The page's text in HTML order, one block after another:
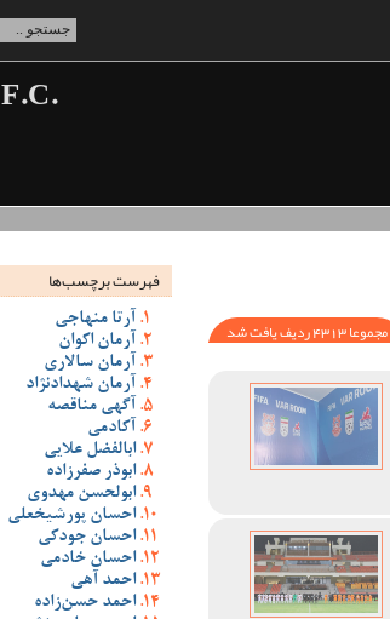
F.C.
مجموعا 4313 ردیف یافت شد
فهرست برچسب‌ها
آرتا منهاجی
آرمان اکوان
آرمان سالاری
آرمان شهدادنژاد
آگهی مناقصه
آکادمی
ابالفضل علایی
ابوذر صفرزاده
ابولحسن مهدوی
احسان پورشیخعلی
احسان جودکی
احسان خادمی
احمد آهی
احمد حسن‌زاده